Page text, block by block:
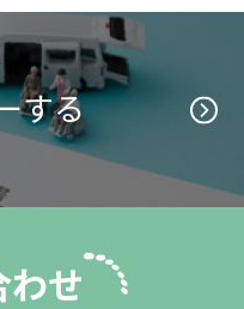
する
わせ